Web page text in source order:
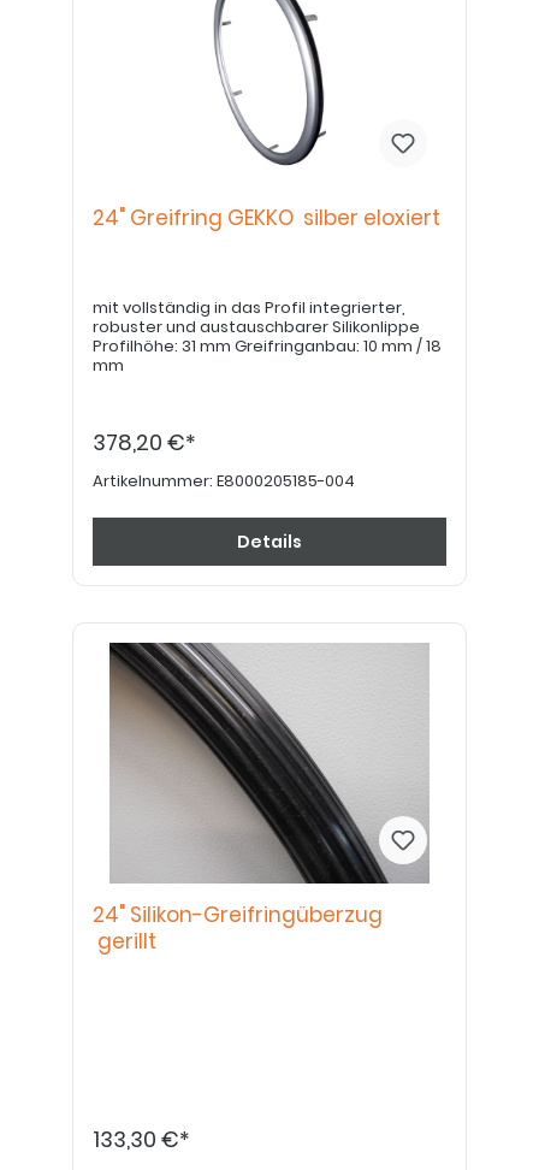
24" Greifring GEKKO silber eloxiert
mit vollständig in das Profil integrierter,
robuster und austauschbarer Silikonlippe
Profilhöhe: 31 mm Greifringanbau: 10 mm / 18
mm
378,20 €*
Artikelnummer: E8000205185-004
Details
24" Silikon-Greifringüberzug
gerillt
133,30 €*